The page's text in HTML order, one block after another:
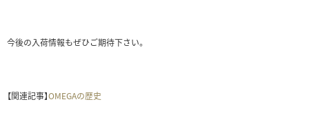
今後の入荷情報もぜひご期待下さい。
【関連記事】OMEGAの歴史